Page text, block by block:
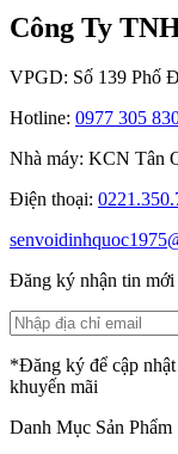
Công Ty
VPGD: Số 139 Phố
Hotline: 0977 305
Nhà máy: KCN Tân
Điện thoại:
Đăng ký nhận tin mới
*Đăng ký để cập
khuyến mãi
Danh Mục Sản Phẩm